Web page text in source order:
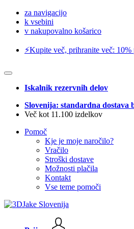
za navigacijo
k vsebini
v nakupovalno košarico
⚡️Kupite več, prihranite več:
Iskalnik rezervnih delov
Slovenija: standardna dostava
Več kot 11.100 izdelkov
Pomoč
Kje je moje naročilo?
Vračilo
Stroški dostave
Možnosti plačila
Kontakt
Vse teme pomoči